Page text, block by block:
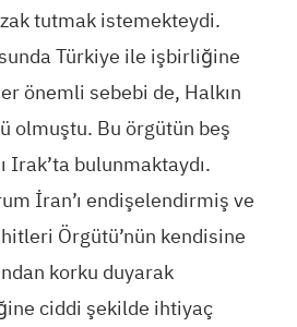
tutmak istemekteydi.
Türkiye ile işbirliğine
önemli sebebi de, Halkın
olmuştu. Bu örgütün beş
Irak’ta bulunmaktaydı.
İran’ı endişelendirmiş ve
Örgütü’nün kendisine
korku duyarak
ciddi şekilde ihtiyaç